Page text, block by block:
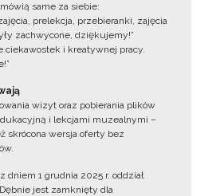
same za siebie:
prelekcja, przebieranki, zajęcia
zachwycone, dziękujemy!”
ciekawostek i kreatywnej pracy.
wizyt oraz pobierania plików
i lekcjami muzealnymi –
skrócona wersja oferty bez
dniem 1 grudnia 2025 r. oddział
jest zamknięty dla